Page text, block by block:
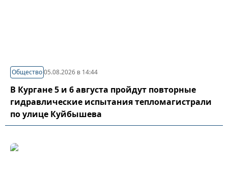
Общество05.08.2026 в 14:44
В Кургане 5 и 6 августа пройдут повторные
гидравлические испытания тепломагистрали
по улице Куйбышева